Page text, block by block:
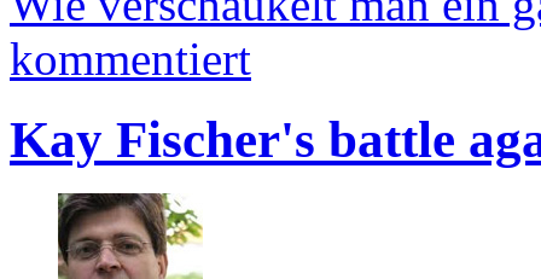
kommentiert
Kay Fischer's battle